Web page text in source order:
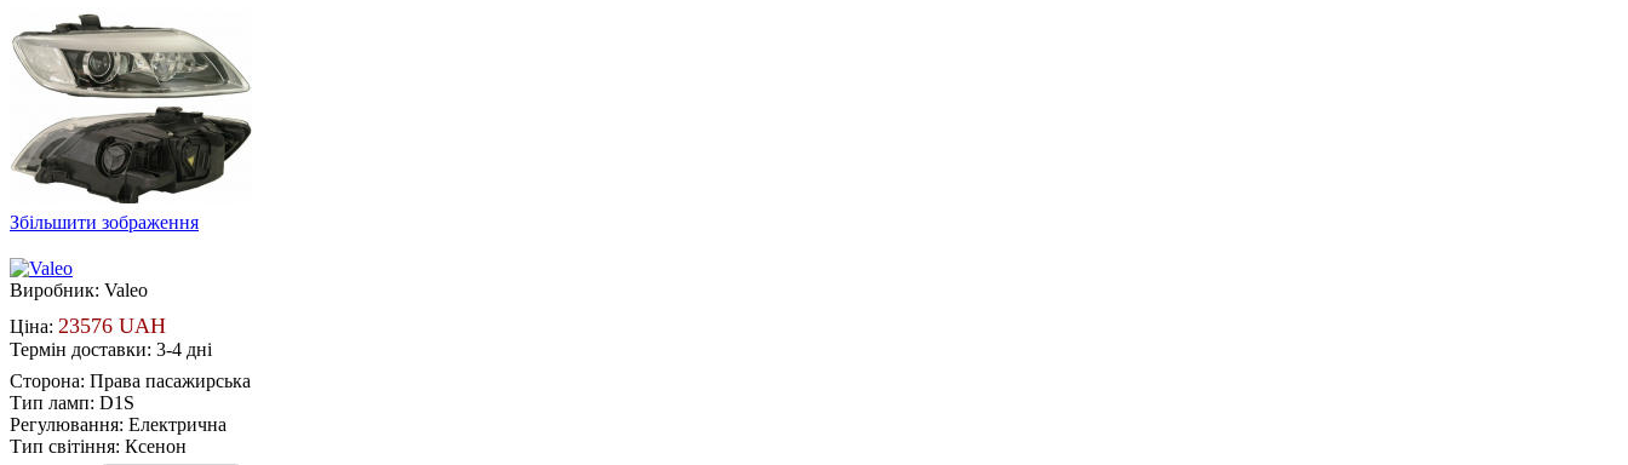
Збільшити зображення
Виробник: Valeo
Ціна: 23576 UAH
Термін доставки: 3-4 дні
Сторона: Права пасажирська
Тип ламп: D1S
Регулювання: Електрична
Тип світіння: Ксенон